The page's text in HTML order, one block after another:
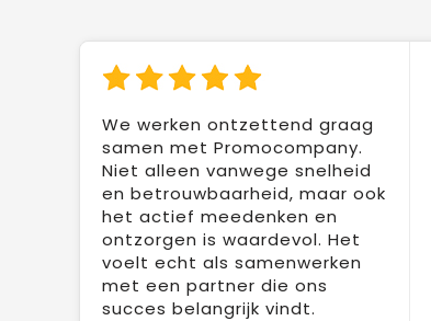
We werken ontzettend graag
samen met Promocompany.
Niet alleen vanwege snelheid
en betrouwbaarheid, maar ook
het actief meedenken en
ontzorgen is waardevol. Het
voelt echt als samenwerken
met een partner die ons
succes belangrijk vindt.